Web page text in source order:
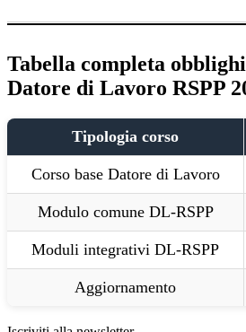
Tabella completa
Datore di Lavoro RSPP
Tipologia corso
Corso base Datore di Lavoro
Modulo comune DL-RSPP
Moduli integrativi DL-RSPP
Aggiornamento